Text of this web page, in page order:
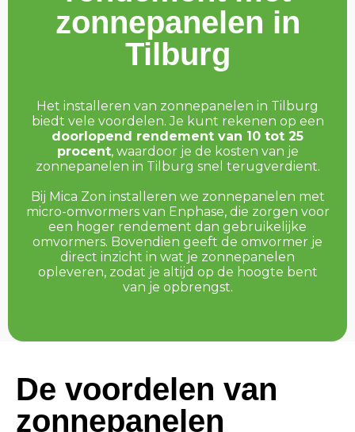
zonnepanelen in
Tilburg
Het installeren van zonnepanelen in Tilburg
biedt vele voordelen. Je kunt rekenen op een
doorlopend rendement van 10 tot 25
procent, waardoor je de kosten van je
zonnepanelen in Tilburg snel terugverdient.
Bij Mica Zon installeren we zonnepanelen met
micro-omvormers van Enphase, die zorgen voor
een hoger rendement dan gebruikelijke
omvormers. Bovendien geeft de omvormer je
direct inzicht in wat je zonnepanelen
opleveren, zodat je altijd op de hoogte bent
van je opbrengst.
De voordelen van
zonnepanelen